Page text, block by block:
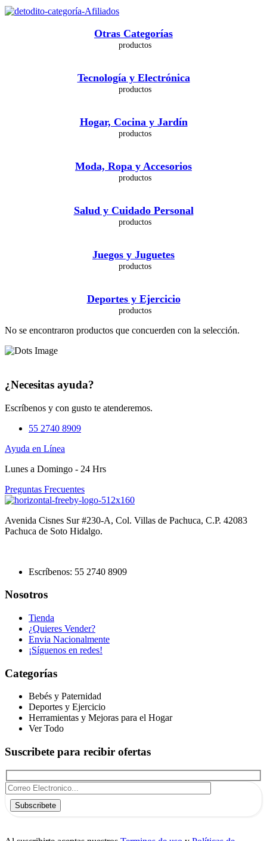
Otras Categorías
Tecnología y Electrónica
Hogar, Cocina y Jardín
Moda, Ropa y Accesorios
Salud y Cuidado Personal
Juegos y Juguetes
Deportes y Ejercicio
No se encontraron productos que concuerden con la selección.
¿Necesitas ayuda?
Escríbenos y con gusto te atenderemos.
55 2740 8909
Ayuda en Línea
Lunes a Domingo - 24 Hrs
Preguntas Frecuentes
Avenida Cisnes Sur #230-A, Col. Villas de Pachuca, C.P. 42083
Pachuca de Soto Hidalgo.
Escríbenos: 55 2740 8909
Nosotros
Tienda
¿Quieres Vender?
Envia Nacionalmente
¡Síguenos en redes!
Categorías
Bebés y Paternidad
Deportes y Ejercicio
Herramientas y Mejoras para el Hogar
Ver Todo
Suscribete para recibir ofertas
Subscribete